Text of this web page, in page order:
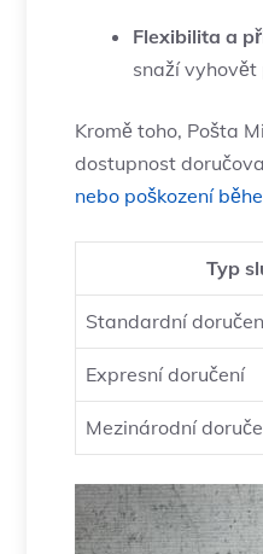
Flexibilita a
snaží vyhovět
Kromě toho, Pošta
dostupnost
nebo poškození
Typ
Standardní
Expresní doručení
Mezinárodní